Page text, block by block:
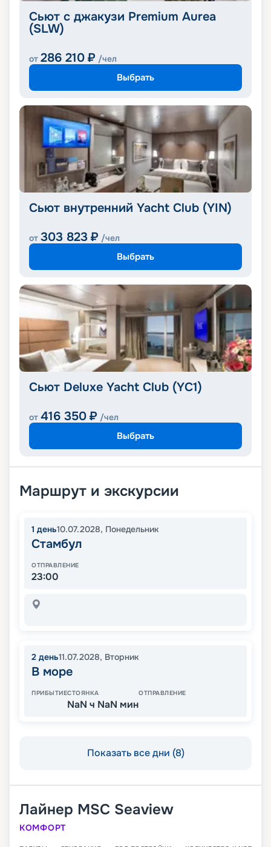
Сьют с джакузи Premium Aurea
(SLW)
от 286 210 ₽ /чел
Выбрать
Сьют внутренний Yacht Club (YIN)
от 303 823 ₽ /чел
Выбрать
Сьют Deluxe Yacht Club (YC1)
от 416 350 ₽ /чел
Выбрать
Маршрут и экскурсии
1 день10.07.2028, Понедельник
Стамбул
ОТПРАВЛЕНИЕ
23:00
2 день11.07.2028, Вторник
В море
ПРИБЫТИЕСТОЯНКА
NaN ч NaN мин
ОТПРАВЛЕНИЕ
Показать все дни (8)
Лайнер MSC Seaview
КОМФОРТ